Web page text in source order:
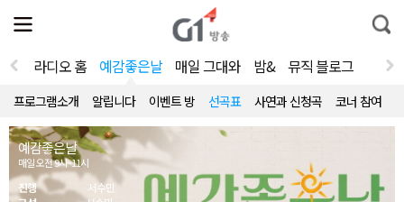
전
체
뉴
열
통
합
라디오 홈 예감좋은날 매일 그대와 밤& 뮤직 블로그
프로그램소개 알립니다 이벤트 방 선곡표 사연과 신청곡 코너 참여
예감좋은날
매일 오전 9시~11시
진행
서수민